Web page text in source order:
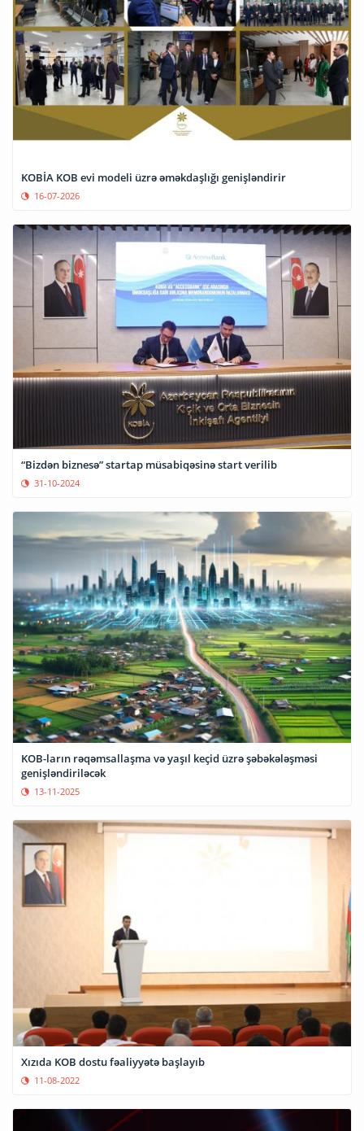
KOBİA KOB evi modeli üzrə əməkdaşlığı genişləndirir
16-07-2026
“Bizdən biznesə” startap müsabiqəsinə start verilib
31-10-2024
KOB-ların rəqəmsallaşma və yaşıl keçid üzrə şəbəkələşməsi
genişləndiriləcək
13-11-2025
Xızıda KOB dostu fəaliyyətə başlayıb
11-08-2022